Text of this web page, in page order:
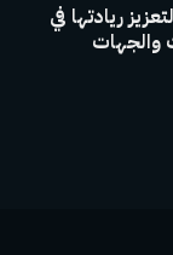
شركة CNTXT AI تستحوذ على Actualize لتعزيز ريادتها في
والجهات